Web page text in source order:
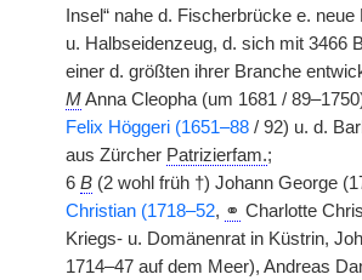
Insel“ nahe d. Fischerbrücke e.
u. Halbseidenzeug, d. sich mit 3466
einer d. größten ihrer Branche
MAnna Cleopha (um 1681 /
Felix Höggeri (1651–88 / 92) u. d.
aus Zürcher Patrizierfam.;
6 B (2 wohl früh †) Johann George
Christian (1718–52, ⚭ Charlotte
Kriegs- u. Domänenrat in Küstrin,
1714–47 auf dem Meer), Andreas